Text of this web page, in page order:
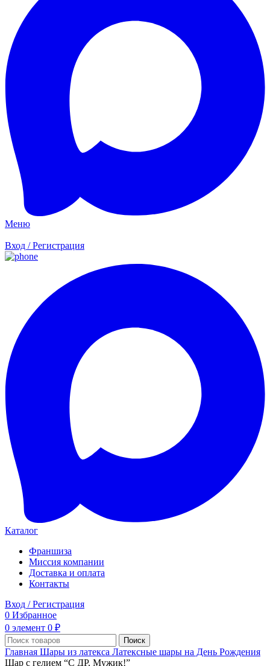
Меню
Вход / Регистрация
Каталог
Франшиза
Миссия компании
Доставка и оплата
Контакты
Вход / Регистрация
0 Избранное
0 элемент 0 ₽
Поиск
Главная Шары из латекса Латексные шары на День Рождения
Шар с гелием “С ДР, Мужик!”